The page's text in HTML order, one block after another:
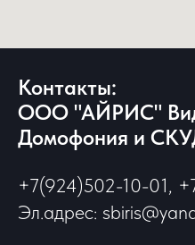
Контакты:
ООО "АЙРИС"
Домофония и
+7(924)502-10-01,
Эл.адрес: